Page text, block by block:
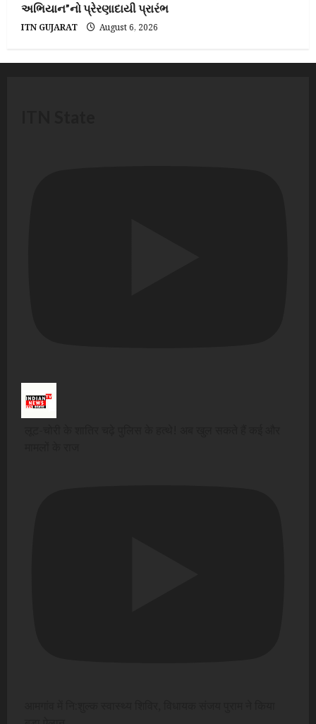
અભિયાન”નો પ્રેરણાદાયી પ્રારંભ
ITN GUJARAT August 6, 2026